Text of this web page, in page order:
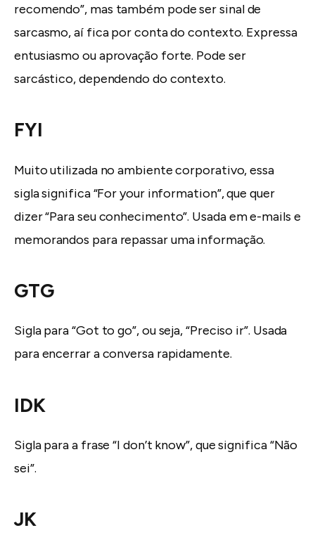
recomendo”, mas também pode ser sinal de
sarcasmo, aí fica por conta do contexto. Expressa
entusiasmo ou aprovação forte. Pode ser
sarcástico, dependendo do contexto.
FYI
Muito utilizada no ambiente corporativo, essa
sigla significa “For your information”, que quer
dizer “Para seu conhecimento”. Usada em e-mails e
memorandos para repassar uma informação.
GTG
Sigla para “Got to go”, ou seja, “Preciso ir”. Usada
para encerrar a conversa rapidamente.
IDK
Sigla para a frase “I don’t know”, que significa “Não
sei”.
JK